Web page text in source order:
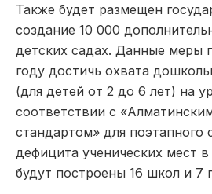
Также будет размещен
создание 10 000
детских садах. Данные меры
году достичь охвата
(для детей от 2 до 6 лет) на
соответствии с
стандартом» для поэтапного
дефицита ученических мест в
будут построены 16 школ и 7